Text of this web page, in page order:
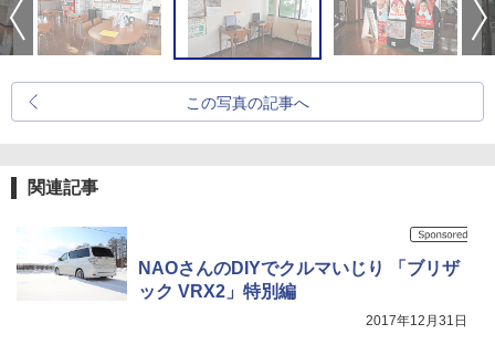
この写真の記事へ
関連記事
NAOさんのDIYでクルマいじり 「ブリザ
ック VRX2」特別編
2017年12月31日